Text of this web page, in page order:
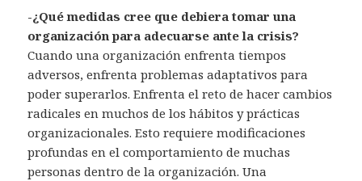
-¿Qué medidas cree que debiera tomar una
organización para adecuarse ante la crisis?
Cuando una organización enfrenta tiempos
adversos, enfrenta problemas adaptativos para
poder superarlos. Enfrenta el reto de hacer cambios
radicales en muchos de los hábitos y prácticas
organizacionales. Esto requiere modificaciones
profundas en el comportamiento de muchas
personas dentro de la organización. Una